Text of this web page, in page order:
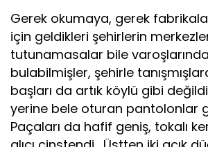
Gerek okumaya, gerek
için geldikleri şehirlerin
tutunamasalar bile
bulabilmişler, şehirle
başları da artık köylü gibi
yerine bele oturan pantolonlar
Paçaları da hafif geniş, tokalı